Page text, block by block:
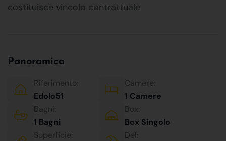
costituisce vincolo contrattuale
Panoramica
Riferimento:
Edolo51
Camere:
1 Camere
Bagni:
1 Bagni
Box:
Box Singolo
Superficie:
Del: